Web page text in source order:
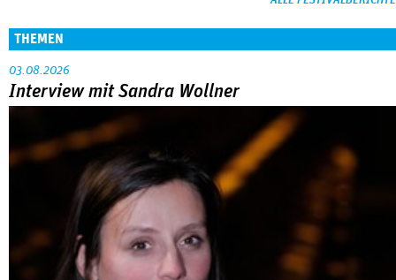
THEMEN
03.08.2026
Interview mit Sandra Wollner